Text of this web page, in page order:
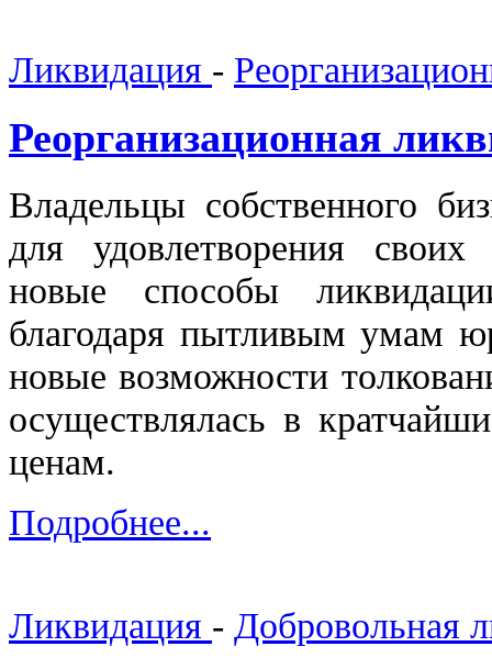
Ликвидация -
Реорганизационная
Владельцы собственного
для удовлетворения
новые способы
благодаря пытливым умам
новые возможности
осуществлялась в
ценам.
Подробнее...
Ликвидация - Добровольная